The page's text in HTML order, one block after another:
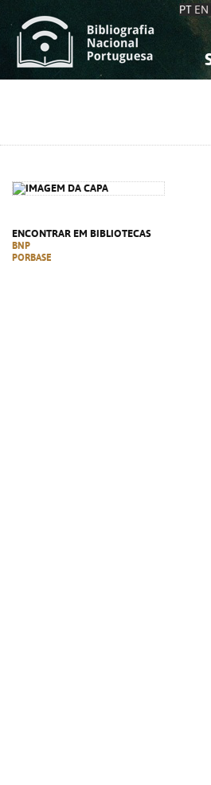
PT EN
ENCONTRAR EM BIBLIOTECAS
BNP
PORBASE